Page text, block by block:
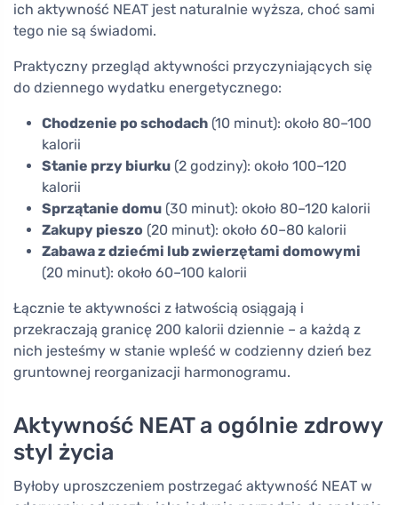
ich aktywność NEAT jest naturalnie wyższa, choć sami
tego nie są świadomi.
Praktyczny przegląd aktywności przyczyniających się
do dziennego wydatku energetycznego:
Chodzenie po schodach (10 minut): około 80–100
kalorii
Stanie przy biurku (2 godziny): około 100–120
kalorii
Sprzątanie domu (30 minut): około 80–120 kalorii
Zakupy pieszo (20 minut): około 60–80 kalorii
Zabawa z dziećmi lub zwierzętami domowymi
(20 minut): około 60–100 kalorii
Łącznie te aktywności z łatwością osiągają i
przekraczają granicę 200 kalorii dziennie – a każdą z
nich jesteśmy w stanie wpleść w codzienny dzień bez
gruntownej reorganizacji harmonogramu.
Aktywność NEAT a ogólnie zdrowy
styl życia
Byłoby uproszczeniem postrzegać aktywność NEAT w